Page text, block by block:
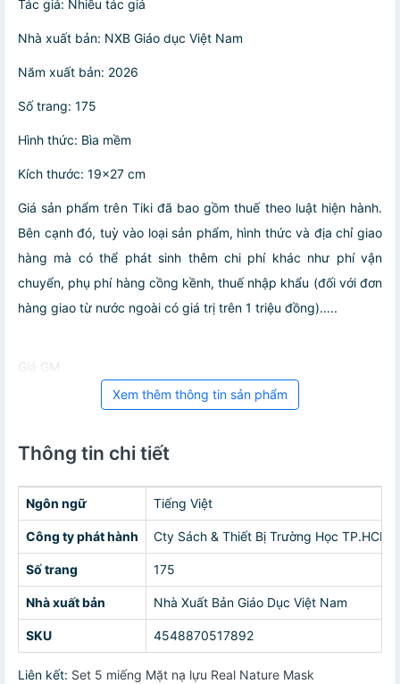
Tác giả: Nhiều tác giả
Nhà xuất bản: NXB Giáo dục Việt Nam
Năm xuất bản: 2026
Số trang: 175
Hình thức: Bìa mềm
Kích thước: 19x27 cm
Giá sản phẩm trên Tiki đã bao gồm thuế theo luật hiện hành.
Bên cạnh đó, tuỳ vào loại sản phẩm, hình thức và địa chỉ giao
hàng mà có thể phát sinh thêm chi phí khác như phí vận
chuyển, phụ phí hàng cồng kềnh, thuế nhập khẩu (đối với đơn
hàng giao từ nước ngoài có giá trị trên 1 triệu đồng).....
Giá GM
Xem thêm thông tin sản phẩm
Thông tin chi tiết
Ngôn ngữ Tiếng Việt
Công ty phát hành Cty Sách & Thiết Bị Trường Học TP.HCM
Số trang 175
Nhà xuất bản Nhà Xuất Bản Giáo Dục Việt Nam
SKU 4548870517892
Liên kết: Set 5 miếng Mặt nạ lựu Real Nature Mask